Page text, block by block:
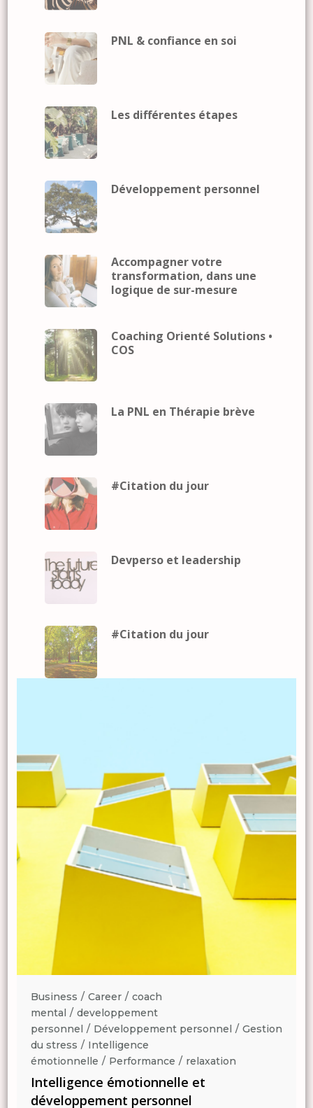
PNL & confiance en soi
Les différentes étapes
Développement personnel
Accompagner votre
transformation, dans une
logique de sur-mesure
Coaching Orienté Solutions •
COS
La PNL en Thérapie brève
#Citation du jour
Devperso et leadership
#Citation du jour
Business Career
coach
mental
developpement
personnel
Développement personnel
Gestion
du stress
Intelligence
émotionnelle
Performance relaxation
Intelligence émotionnelle et
développement personnel